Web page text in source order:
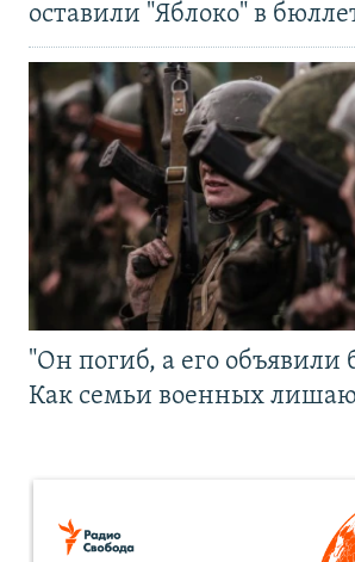
оставили "Яблоко" в
"Он погиб, а его объявили
Как семьи военных